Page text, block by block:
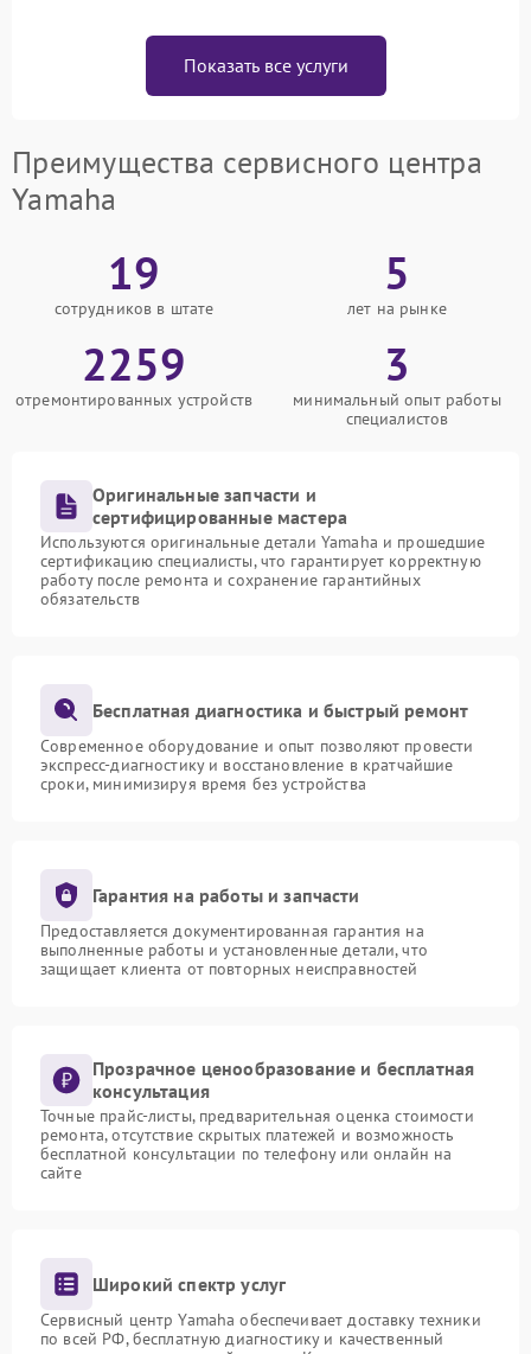
Показать все услуги
Преимущества сервисного центра
Yamaha
19
сотрудников в штате
5
лет на рынке
2259
отремонтированных устройств
3
минимальный опыт работы
специалистов
Оригинальные запчасти и
сертифицированные мастера
Используются оригинальные детали Yamaha и прошедшие
сертификацию специалисты, что гарантирует корректную
работу после ремонта и сохранение гарантийных
обязательств
Бесплатная диагностика и быстрый ремонт
Современное оборудование и опыт позволяют провести
экспресс-диагностику и восстановление в кратчайшие
сроки, минимизируя время без устройства
Гарантия на работы и запчасти
Предоставляется документированная гарантия на
выполненные работы и установленные детали, что
защищает клиента от повторных неисправностей
Прозрачное ценообразование и бесплатная
консультация
Точные прайс-листы, предварительная оценка стоимости
ремонта, отсутствие скрытых платежей и возможность
бесплатной консультации по телефону или онлайн на
сайте
Широкий спектр услуг
Сервисный центр Yamaha обеспечивает доставку техники
по всей РФ, бесплатную диагностику и качественный